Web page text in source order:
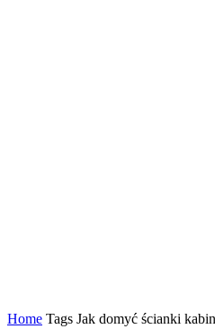
Home Tags Jak domyć ścianki